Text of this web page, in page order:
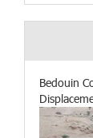
Bedouin